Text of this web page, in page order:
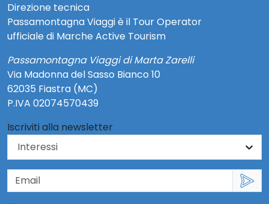
Direzione tecnica
Passamontagna Viaggi è il Tour Operator
ufficiale di Marche Active Tourism
Passamontagna Viaggi di Marta Zarelli
Via Madonna del Sasso Bianco 10
62035 Fiastra (MC)
P.IVA 02074570439
Iscriviti alla newsletter